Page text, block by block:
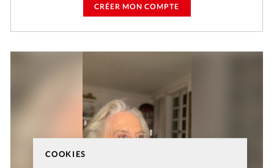
COOKIES
CRÉER MON COMPTE